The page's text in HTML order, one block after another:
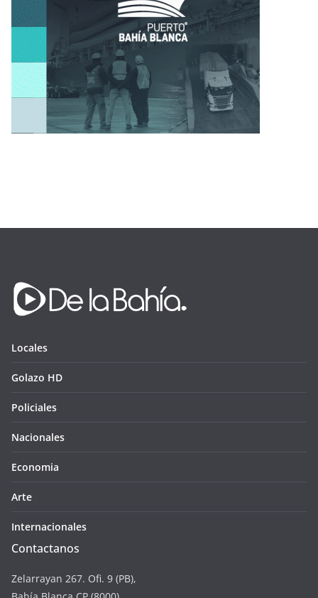
Locales
Golazo HD
Policiales
Nacionales
Economia
Arte
Internacionales
Contactanos
Zelarrayan 267. Ofi. 9 (PB),